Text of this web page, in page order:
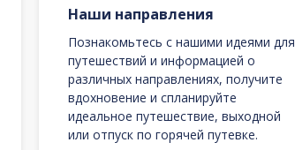
Наши направления
Познакомьтесь с нашими идеями для
путешествий и информацией о
различных направлениях, получите
вдохновение и спланируйте
идеальное путешествие, выходной
или отпуск по горячей путевке.